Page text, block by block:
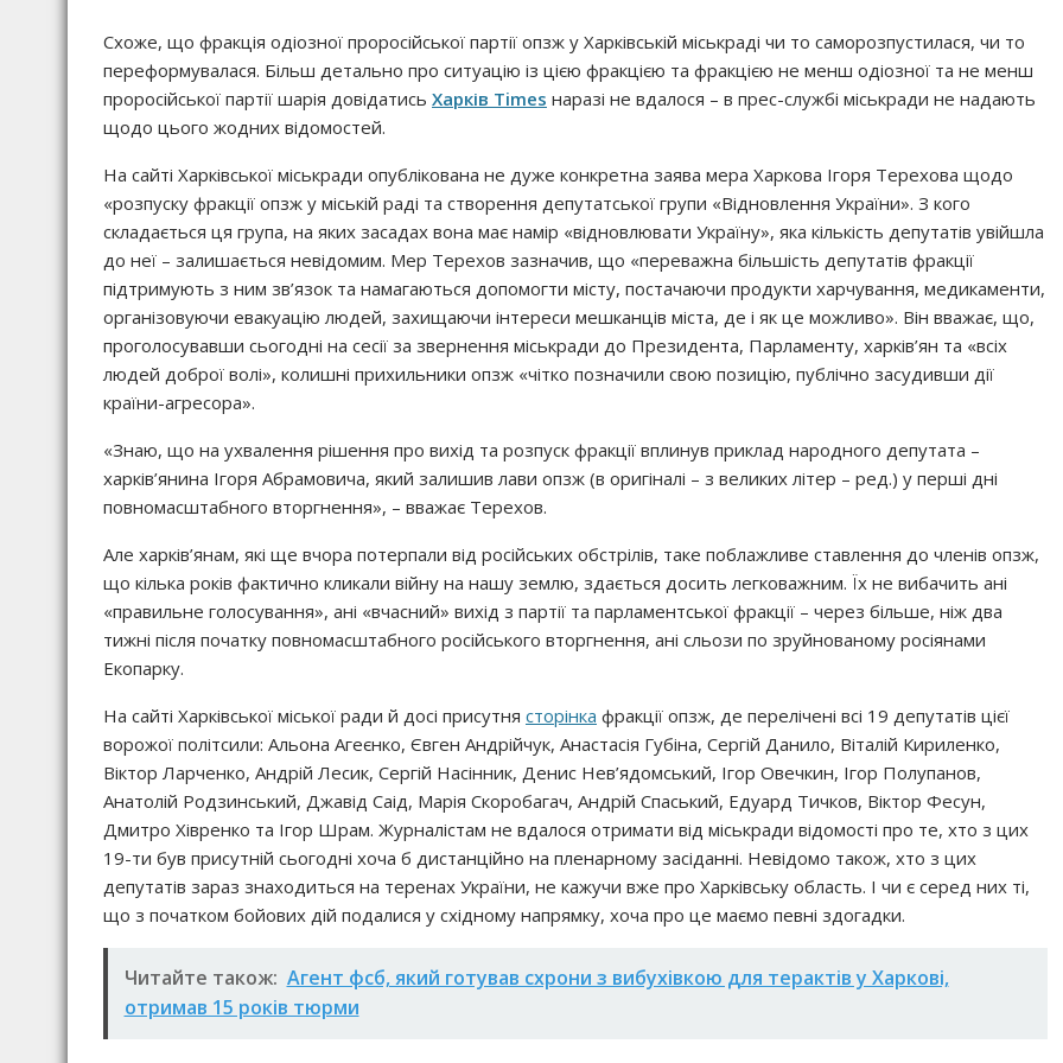
Схоже, що фракція одіозної проросійської партії опзж у Харківській міськраді чи то саморозпустилася, чи то
переформувалася. Більш детально про ситуацію із цією фракцією та фракцією не менш одіозної та не менш
проросійської партії шарія довідатись Харків Times наразі не вдалося – в прес-службі міськради не надають
щодо цього жодних відомостей.
На сайті Харківської міськради опублікована не дуже конкретна заява мера Харкова Ігоря Терехова щодо
«розпуску фракції опзж у міській раді та створення депутатської групи «Відновлення України». З кого
складається ця група, на яких засадах вона має намір «відновлювати Україну», яка кількість депутатів увійшла
до неї – залишається невідомим. Мер Терехов зазначив, що «переважна більшість депутатів фракції
підтримують з ним зв’язок та намагаються допомогти місту, постачаючи продукти харчування, медикаменти,
організовуючи евакуацію людей, захищаючи інтереси мешканців міста, де і як це можливо». Він вважає, що,
проголосувавши сьогодні на сесії за звернення міськради до Президента, Парламенту, харків’ян та «всіх
людей доброї волі», колишні прихильники опзж «чітко позначили свою позицію, публічно засудивши дії
країни-агресора».
«Знаю, що на ухвалення рішення про вихід та розпуск фракції вплинув приклад народного депутата –
харків’янина Ігоря Абрамовича, який залишив лави опзж (в оригіналі – з великих літер – ред.) у перші дні
повномасштабного вторгнення», – вважає Терехов.
Але харків’янам, які ще вчора потерпали від російських обстрілів, таке поблажливе ставлення до членів опзж,
що кілька років фактично кликали війну на нашу землю, здається досить легковажним. Їх не вибачить ані
«правильне голосування», ані «вчасний» вихід з партії та парламентської фракції – через більше, ніж два
тижні після початку повномасштабного російського вторгнення, ані сльози по зруйнованому росіянами
Екопарку.
На сайті Харківської міської ради й досі присутня сторінка фракції опзж, де перелічені всі 19 депутатів цієї
ворожої політсили: Альона Агеєнко, Євген Андрійчук, Анастасія Губіна, Сергій Данило, Віталій Кириленко,
Віктор Ларченко, Андрій Лесик, Сергій Насінник, Денис Нев’ядомський, Ігор Овечкин, Ігор Полупанов,
Анатолій Родзинський, Джавід Саід, Марія Скоробагач, Андрій Спаський, Едуард Тичков, Віктор Фесун,
Дмитро Хівренко та Ігор Шрам. Журналістам не вдалося отримати від міськради відомості про те, хто з цих
19-ти був присутній сьогодні хоча б дистанційно на пленарному засіданні. Невідомо також, хто з цих
депутатів зараз знаходиться на теренах України, не кажучи вже про Харківську область. І чи є серед них ті,
що з початком бойових дій подалися у східному напрямку, хоча про це маємо певні здогадки.
Читайте також: Агент фсб, який готував схрони з вибухівкою для терактів у Харкові,
отримав 15 років тюрми